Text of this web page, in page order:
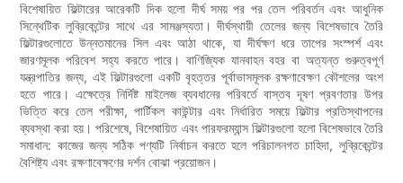
বিশেষায়িত ফিল্টারের আরেকটি দিক হলো দীর্ঘ সময় পর পর তেল পরিবর্তন এবং আধুনিক
সিন্থেটিক লুব্রিকেন্টের সাথে এর সামঞ্জস্যতা। দীর্ঘস্থায়ী তেলের জন্য বিশেষভাবে তৈরি
ফিল্টারগুলোতে উন্নতমানের সিল এবং আঠা থাকে, যা দীর্ঘক্ষণ ধরে তাপের সংস্পর্শ এবং
জারণমূলক পরিবেশ সহ্য করতে পারে। বাণিজ্যিক যানবাহন বহর বা অত্যন্ত গুরুত্বপূর্ণ
যন্ত্রপাতির জন্য, এই ফিল্টারগুলো একটি বৃহত্তর পূর্বাভাসমূলক রক্ষণাবেক্ষণ কৌশলের অংশ
হতে পারে। এক্ষেত্রে নির্দিষ্ট মাইলেজ ব্যবধানের পরিবর্তে বাস্তব দূষণ প্রবণতার উপর
ভিত্তি করে তেল পরীক্ষা, পার্টিকল কাউন্টার এবং নির্ধারিত সময়ে ফিল্টার প্রতিস্থাপনের
ব্যবস্থা করা হয়। পরিশেষে, বিশেষায়িত এবং পারফরম্যান্স ফিল্টারগুলো হলো বিশেষভাবে তৈরি
সমাধান: কাজের জন্য সঠিক পণ্যটি নির্বাচন করতে হলে পরিচালনগত চাহিদা, লুব্রিকেন্টের
বৈশিষ্ট্য এবং রক্ষণাবেক্ষণের দর্শন বোঝা প্রয়োজন।